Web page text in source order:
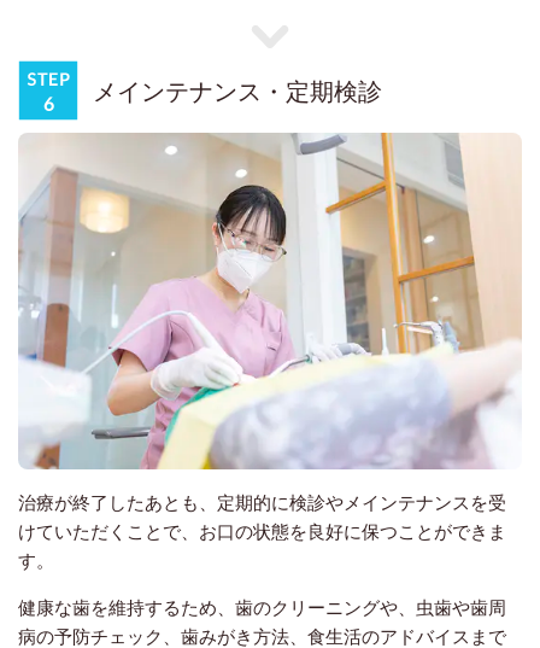
メインテナンス・定期検診
治療が終了したあとも、定期的に検診やメインテナンスを受
けていただくことで、お口の状態を良好に保つことができま
す。
健康な歯を維持するため、歯のクリーニングや、虫歯や歯周
病の予防チェック、歯みがき方法、食生活のアドバイスまで